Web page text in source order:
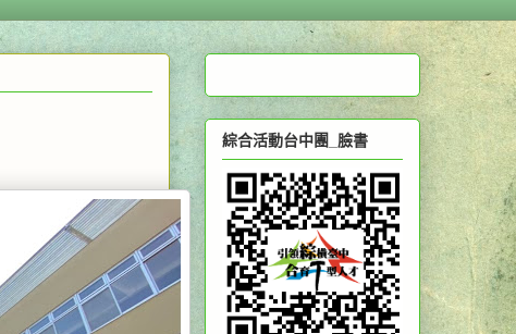
綜合活動台中團_臉書